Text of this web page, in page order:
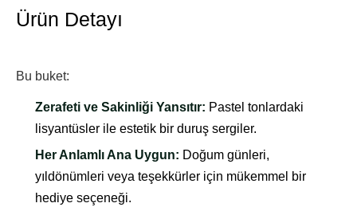
Ürün Detayı
Bu buket:
Zerafeti ve Sakinliği Yansıtır: Pastel tonlardaki
lisyantüsler ile estetik bir duruş sergiler.
Her Anlamlı Ana Uygun: Doğum günleri,
yıldönümleri veya teşekkürler için mükemmel bir
hediye seçeneği.